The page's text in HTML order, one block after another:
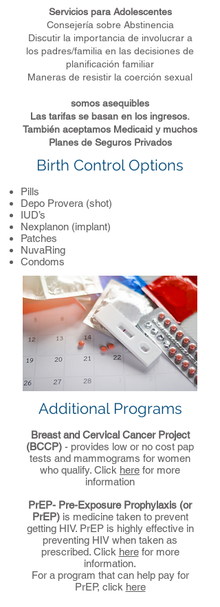
Servicios para Adolescentes
Consejería sobre Abstinencia
Discutir la importancia de involucrar a
los padres/familia en las decisiones de
planificación familiar
Maneras de resistir la coerción sexual
somos asequibles
Las tarifas se basan en los ingresos.
También aceptamos Medicaid y muchos
Planes de Seguros Privados
Birth Control Options
Pills
Depo Provera (shot)
IUD’s
Nexplanon (implant)
Patches
NuvaRing
Condoms
Additional Programs
Breast and Cervical Cancer Project
(BCCP) - provides low or no cost pap
tests and mammograms for women
who qualify. Click here for more
information
PrEP- Pre-Exposure Prophylaxis (or
PrEP)is medicine taken to prevent
getting HIV. PrEP is highly effective in
preventing HIV when taken as
prescribed. Click herefor more
information.
For a program that can help pay for
PrEP, click here